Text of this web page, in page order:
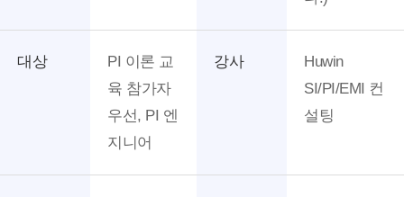
대상
PI 이론 교
육 참가자
우선, PI 엔
지니어
강사
Huwin
SI/PI/EMI 컨
설팅